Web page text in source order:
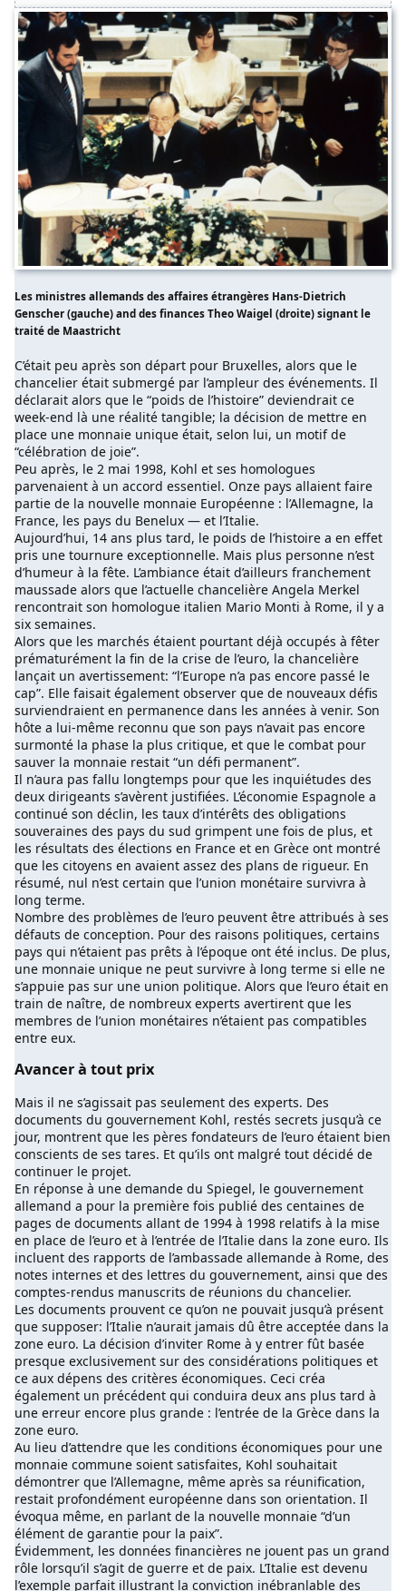
Les ministres allemands des affaires étrangères Hans-Dietrich
Genscher (gauche) and des finances Theo Waigel (droite) signant le
traité de Maastricht
C’était peu après son départ pour Bruxelles, alors que le
chancelier était submergé par l’ampleur des événements. Il
déclarait alors que le “poids de l’histoire” deviendrait ce
week-end là une réalité tangible; la décision de mettre en
place une monnaie unique était, selon lui, un motif de
“célébration de joie”.
Peu après, le 2 mai 1998, Kohl et ses homologues
parvenaient à un accord essentiel. Onze pays allaient faire
partie de la nouvelle monnaie Européenne : l’Allemagne, la
France, les pays du Benelux — et l’Italie.
Aujourd’hui, 14 ans plus tard, le poids de l’histoire a en effet
pris une tournure exceptionnelle. Mais plus personne n’est
d’humeur à la fête. L’ambiance était d’ailleurs franchement
maussade alors que l’actuelle chancelière Angela Merkel
rencontrait son homologue italien Mario Monti à Rome, il y a
six semaines.
Alors que les marchés étaient pourtant déjà occupés à fêter
prématurément la fin de la crise de l’euro, la chancelière
lançait un avertissement: “l’Europe n’a pas encore passé le
cap”. Elle faisait également observer que de nouveaux défis
surviendraient en permanence dans les années à venir. Son
hôte a lui-même reconnu que son pays n’avait pas encore
surmonté la phase la plus critique, et que le combat pour
sauver la monnaie restait “un défi permanent”.
Il n’aura pas fallu longtemps pour que les inquiétudes des
deux dirigeants s’avèrent justifiées. L’économie Espagnole a
continué son déclin, les taux d’intérêts des obligations
souveraines des pays du sud grimpent une fois de plus, et
les résultats des élections en France et en Grèce ont montré
que les citoyens en avaient assez des plans de rigueur. En
résumé, nul n’est certain que l’union monétaire survivra à
long terme.
Nombre des problèmes de l’euro peuvent être attribués à ses
défauts de conception. Pour des raisons politiques, certains
pays qui n’étaient pas prêts à l’époque ont été inclus. De plus,
une monnaie unique ne peut survivre à long terme si elle ne
s’appuie pas sur une union politique. Alors que l’euro était en
train de naître, de nombreux experts avertirent que les
membres de l’union monétaires n’étaient pas compatibles
entre eux.
Avancer à tout prix
Mais il ne s’agissait pas seulement des experts. Des
documents du gouvernement Kohl, restés secrets jusqu’à ce
jour, montrent que les pères fondateurs de l’euro étaient bien
conscients de ses tares. Et qu’ils ont malgré tout décidé de
continuer le projet.
En réponse à une demande du Spiegel, le gouvernement
allemand a pour la première fois publié des centaines de
pages de documents allant de 1994 à 1998 relatifs à la mise
en place de l’euro et à l’entrée de l’Italie dans la zone euro. Ils
incluent des rapports de l’ambassade allemande à Rome, des
notes internes et des lettres du gouvernement, ainsi que des
comptes-rendus manuscrits de réunions du chancelier.
Les documents prouvent ce qu’on ne pouvait jusqu’à présent
que supposer: l’Italie n’aurait jamais dû être acceptée dans la
zone euro. La décision d’inviter Rome à y entrer fût basée
presque exclusivement sur des considérations politiques et
ce aux dépens des critères économiques. Ceci créa
également un précédent qui conduira deux ans plus tard à
une erreur encore plus grande : l’entrée de la Grèce dans la
zone euro.
Au lieu d’attendre que les conditions économiques pour une
monnaie commune soient satisfaites, Kohl souhaitait
démontrer que l’Allemagne, même après sa réunification,
restait profondément européenne dans son orientation. Il
évoqua même, en parlant de la nouvelle monnaie “d’un
élément de garantie pour la paix”.
Évidemment, les données financières ne jouent pas un grand
rôle lorsqu’il s’agit de guerre et de paix. L’Italie est devenu
l’exemple parfait illustrant la conviction inébranlable des